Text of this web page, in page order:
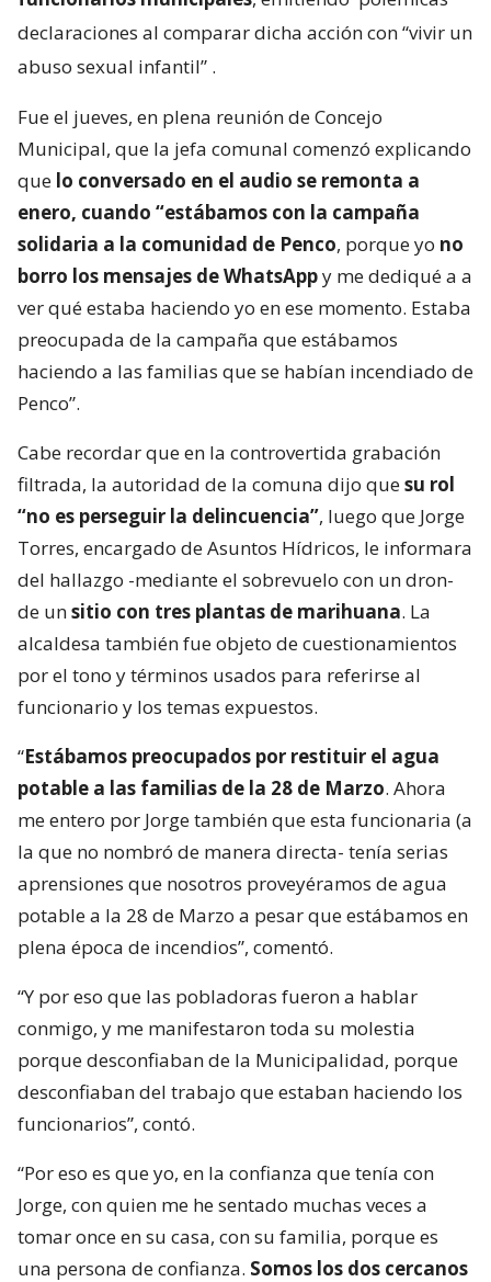
declaraciones al comparar dicha acción con “vivir un
abuso sexual infantil” .
Fue el jueves, en plena reunión de Concejo
Municipal, que la jefa comunal comenzó explicando
que lo conversado en el audio se remonta a
enero, cuando “estábamos con la campaña
solidaria a la comunidad de Penco, porque yo no
borro los mensajes de WhatsAppy me dediqué a a
ver qué estaba haciendo yo en ese momento. Estaba
preocupada de la campaña que estábamos
haciendo a las familias que se habían incendiado de
Penco”.
Cabe recordar que en la controvertida grabación
filtrada, la autoridad de la comuna dijo quesu rol
“no es perseguir la delincuencia”, luego que Jorge
Torres, encargado de Asuntos Hídricos, le informara
del hallazgo -mediante el sobrevuelo con un dron-
de unsitio con tres plantas de marihuana. La
alcaldesa también fue objeto de cuestionamientos
por el tono y términos usados para referirse al
funcionario y los temas expuestos.
“Estábamos preocupados por restituir el agua
potable a las familias de la 28 de Marzo. Ahora
me entero por Jorge también que esta funcionaria (a
la que no nombró de manera directa- tenía serias
aprensiones que nosotros proveyéramos de agua
potable a la 28 de Marzo a pesar que estábamos en
plena época de incendios”, comentó.
“Y por eso que las pobladoras fueron a hablar
conmigo, y me manifestaron toda su molestia
porque desconfiaban de la Municipalidad, porque
desconfiaban del trabajo que estaban haciendo los
funcionarios”, contó.
“Por eso es que yo, en la confianza que tenía con
Jorge, con quien me he sentado muchas veces a
tomar once en su casa, con su familia, porque es
una persona de confianza. Somos los dos cercanos